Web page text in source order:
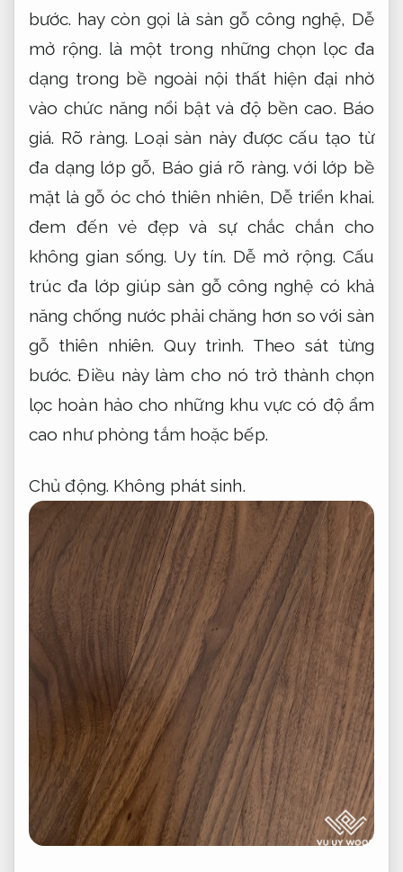
bước. hay còn gọi là sàn gỗ công nghệ, Dễ
mở rộng. là một trong những chọn lọc đa
dạng trong bề ngoài nội thất hiện đại nhờ
vào chức năng nổi bật và độ bền cao. Báo
giá. Rõ ràng. Loại sàn này được cấu tạo từ
đa dạng lớp gỗ, Báo giá rõ ràng. với lớp bề
mặt là gỗ óc chó thiên nhiên, Dễ triển khai.
đem đến vẻ đẹp và sự chắc chắn cho
không gian sống. Uy tín. Dễ mở rộng. Cấu
trúc đa lớp giúp sàn gỗ công nghệ có khả
năng chống nước phải chăng hơn so với sàn
gỗ thiên nhiên. Quy trình. Theo sát từng
bước. Điều này làm cho nó trở thành chọn
lọc hoàn hảo cho những khu vực có độ ẩm
cao như phòng tắm hoặc bếp.
Chủ động. Không phát sinh.